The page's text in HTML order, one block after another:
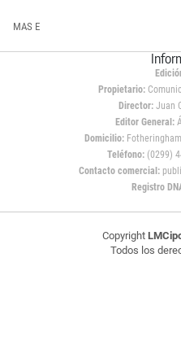
MAS E
Propietario:
Director: Juan
Editor General:
Domicilio:
Teléfono: (0299)
Contacto comercial:
Registro
Copyright
Todos los